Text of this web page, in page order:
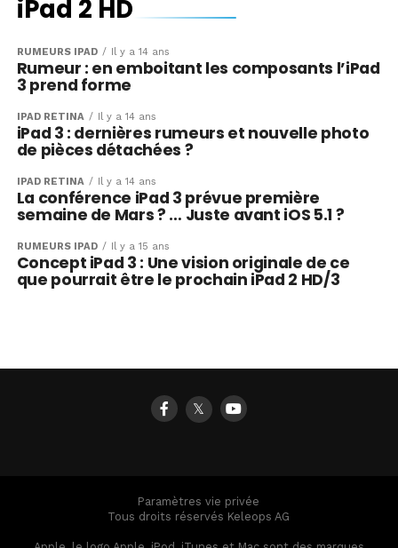
iPad 2 HD
RUMEURS IPAD Il y a 14 ans
Rumeur : en emboitant les composants l’iPad
3 prend forme
IPAD RÉTINA Il y a 14 ans
iPad 3 : dernières rumeurs et nouvelle photo
de pièces détachées ?
IPAD RÉTINA Il y a 14 ans
La conférence iPad 3 prévue première
semaine de Mars ? … Juste avant iOS 5.1 ?
RUMEURS IPAD Il y a 15 ans
Concept iPad 3 : Une vision originale de ce
que pourrait être le prochain iPad 2 HD/3
𝕏
Paramètres vie privée
Tous droits réservés Keleops AG